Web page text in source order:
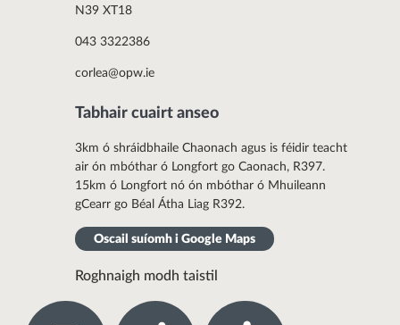
N39 XT18
043 3322386
corlea@opw.ie
Tabhair cuairt anseo
3km ó shráidbhaile Chaonach agus is féidir teacht
air ón mbóthar ó Longfort go Caonach, R397.
15km ó Longfort nó ón mbóthar ó Mhuileann
gCearr go Béal Átha Liag R392.
Oscail suíomh i Google Maps
Roghnaigh modh taistil